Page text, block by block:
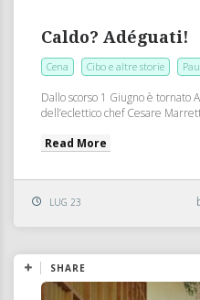
Caldo? Adéguati!
Cena Cibo e altre storie
Dallo scorso 1 Giugno è tornato
dell’eclettico chef Cesare
Read More
LUG 23
SHARE